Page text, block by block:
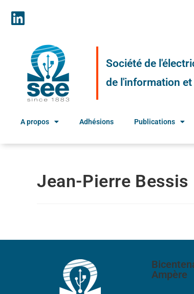
Société de
de l'information
A propos Adhésions Publications
Jean-Pierre Bessis
Ampère